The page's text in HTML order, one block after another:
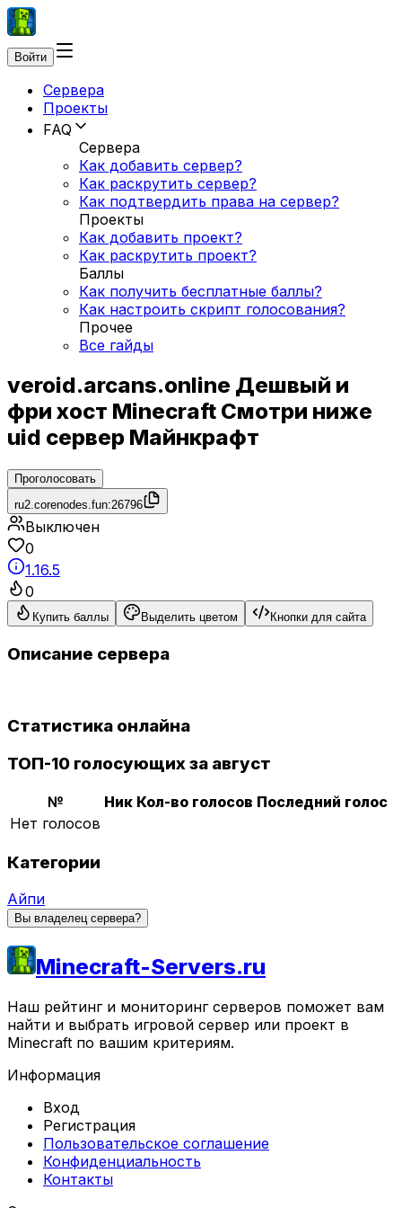
Войти
Сервера
Проекты
FAQ
Сервера
Как добавить сервер?
Как раскрутить сервер?
Как подтвердить права на сервер?
Проекты
Как добавить проект?
Как раскрутить проект?
Баллы
Как получить бесплатные баллы?
Как настроить скрипт голосования?
Прочее
Все гайды
veroid.arcans.online Дешвый и
фри хост Minecraft Смотри ниже
uid сервер Майнкрафт
Проголосовать
ru2.corenodes.fun:26796
Выключен
0
1.16.5
0
Купить баллы Выделить цветом Кнопки для сайта
Описание сервера
Статистика онлайна
ТОП-10 голосующих за август
№ Ник Кол-во голосов Последний голос
Нет голосов
Категории
Айпи
Вы владелец сервера?
Minecraft-Servers.ru
Наш рейтинг и мониторинг серверов поможет вам
найти и выбрать игровой сервер или проект в
Minecraft по вашим критериям.
Информация
Вход
Регистрация
Пользовательское соглашение
Конфиденциальность
Контакты